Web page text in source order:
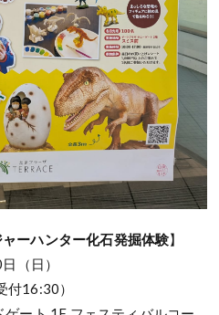
ャーハンター化石発掘体験】
（日）
付16:30）